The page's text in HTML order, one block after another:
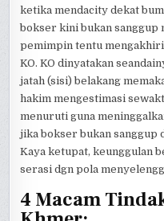
ketika mendacity dekat
bokser kini bukan sanggup
pemimpin tentu
KO. KO dinyatakan
jatah (sisi) belakang
hakim mengestimasi
menuruti guna
jika bokser bukan sanggup
Kaya ketupat, keunggulan
serasi dgn pola
4 Macam